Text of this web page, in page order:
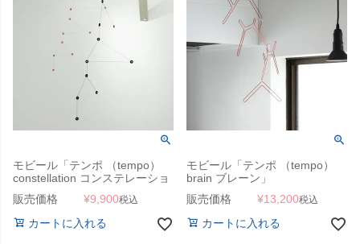
モビール「テンポ （tempo）
constellation コンステレーショ
ン」
販売価格 ¥9,900税込
カートに入れる
モビール「テンポ （tempo）
brain ブレーン」
販売価格
¥13,200税込
カートに入れる